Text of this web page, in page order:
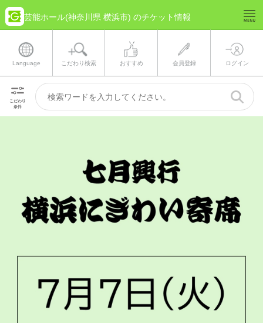
芸能ホール(神奈川県 横浜市) のチケット情報
Language こだわり検索 おすすめ 会員登録 ログイン
こだわり
条件